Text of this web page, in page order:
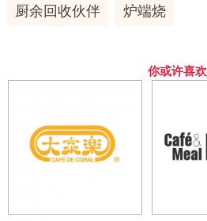
厨余回收伙伴 炉端烧
你或许喜欢